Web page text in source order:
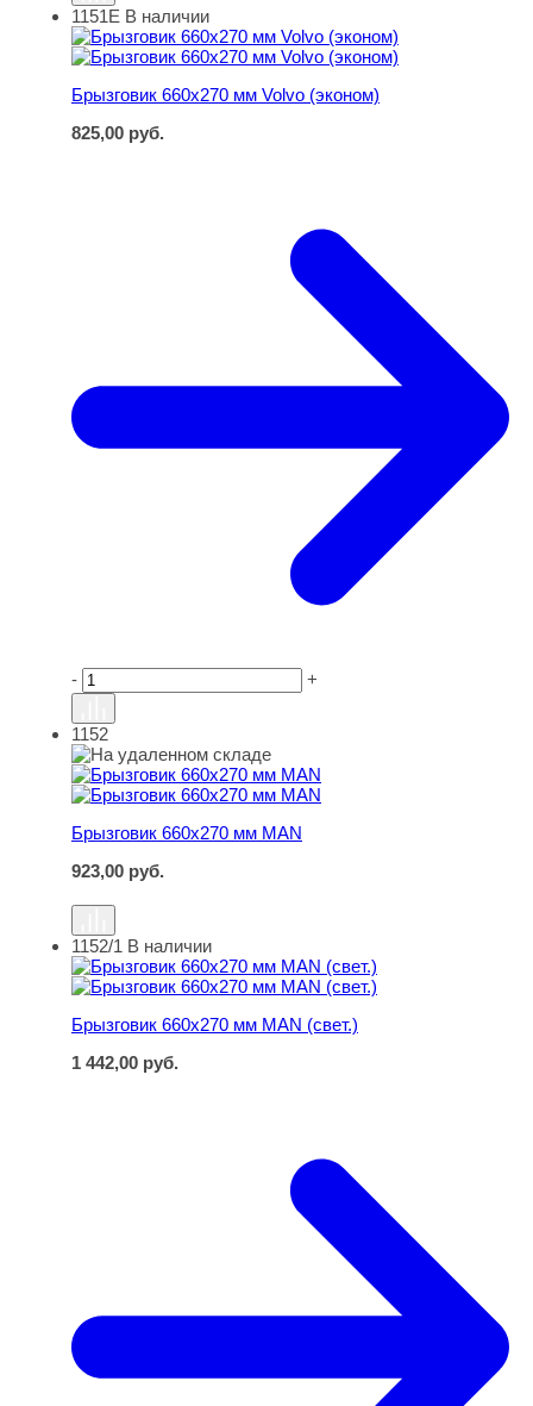
Брызговик 660х270 мм Volvo (эконом)
1151Е В наличии
Брызговик 660х270 мм Volvo (эконом)
825,00 руб.
- +
Брызговик 660х270 мм MAN
1152
Брызговик 660х270 мм MAN
923,00 руб.
Брызговик 660х270 мм MAN (свет.)
1152/1 В наличии
Брызговик 660х270 мм MAN (свет.)
1 442,00 руб.